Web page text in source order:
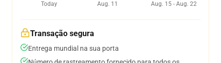
Today
Aug. 11
Aug. 15 - Aug. 22
Transação segura
Entrega mundial na sua porta